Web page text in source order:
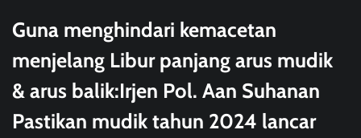
Guna menghindari kemacetan
menjelang Libur panjang arus mudik
& arus balik:Irjen Pol. Aan Suhanan
Pastikan mudik tahun 2024 lancar